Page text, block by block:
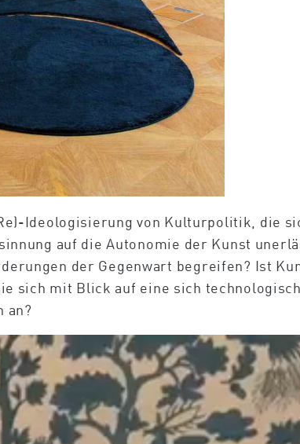
Ideologisierung von Kulturpolitik, die
auf die Autonomie der Kunst
der Gegenwart begreifen? Ist
sich mit Blick auf eine sich
an?